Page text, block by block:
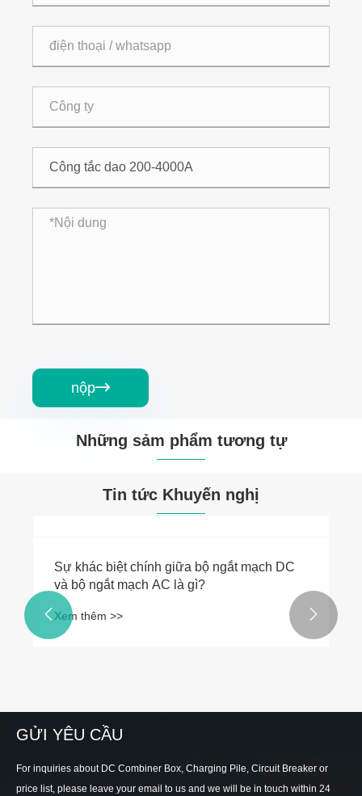
nộp
Những sảm phẩm tương tự
Tin tức Khuyến nghị
Sự khác biệt chính giữa bộ ngắt mạch DC
và bộ ngắt mạch AC là gì?